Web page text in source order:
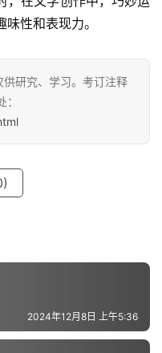
性和表现力。
供研究、学习。考订注释
2024年12月8日 上午5:36